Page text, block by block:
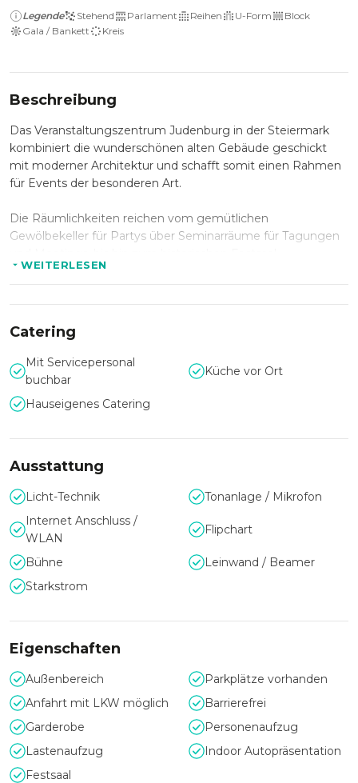
Legende Stehend Parlament Reihen U-Form
Block
Gala / Bankett
Kreis
Beschreibung
Das Veranstaltungszentrum Judenburg in der Steiermark
kombiniert die wunderschönen alten Gebäude geschickt
mit moderner Architektur und schafft somit einen Rahmen
für Events der besonderen Art.
Die Räumlichkeiten reichen vom gemütlichen
Gewölbekeller für Partys über Seminarräume für Tagungen
für Konzerte, Hochzeiten oder Firmenevents mit bis zu 900
Personen.
Genießen Sie ein tolles Ambiente und unzählige
Möglichkeiten Ihr Event nach Ihren Wünschen und
Vorstellungen umzusetzen.
WEITERLESEN
Catering
Mit Servicepersonal
buchbar
Küche vor Ort
Hauseigenes Catering
Ausstattung
Licht-Technik
Tonanlage / Mikrofon
Internet Anschluss /
WLAN
Flipchart
Bühne
Leinwand / Beamer
Starkstrom
Eigenschaften
Außenbereich
Parkplätze vorhanden
Anfahrt mit LKW möglich
Barrierefrei
Garderobe
Personenaufzug
Lastenaufzug
Indoor Autopräsentation
Festsaal